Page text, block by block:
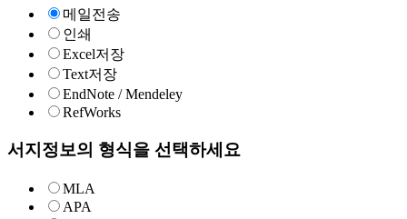
메일전송
인쇄
Excel저장
Text저장
EndNote / Mendeley
RefWorks
서지정보의 형식을 선택하세요
MLA
APA